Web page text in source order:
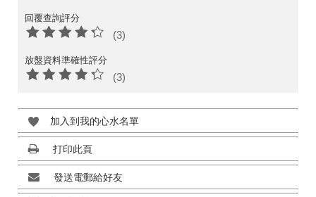
回覆查詢評分
(3)
放盤資料準確性評分
(3)
加入到我的心水名單
打印此頁
發送電郵給好友